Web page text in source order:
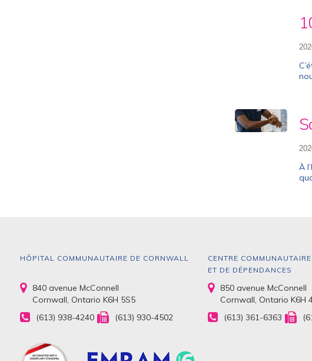
À
HÔPITAL COMMUNAUTAIRE DE CORNWALL
840 avenue McConnell
Cornwall, Ontario K6H 5S5
(613) 938-4240
(613) 930-4502
CENTRE
ET DE DÉPENDANCES
850 avenue McConnell
Cornwall, Ontario K6H
(613) 361-6363